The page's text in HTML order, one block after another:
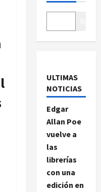
ULTIMAS
NOTICIAS
Edgar
Allan Poe
vuelve a
las
librerías
con una
edición en